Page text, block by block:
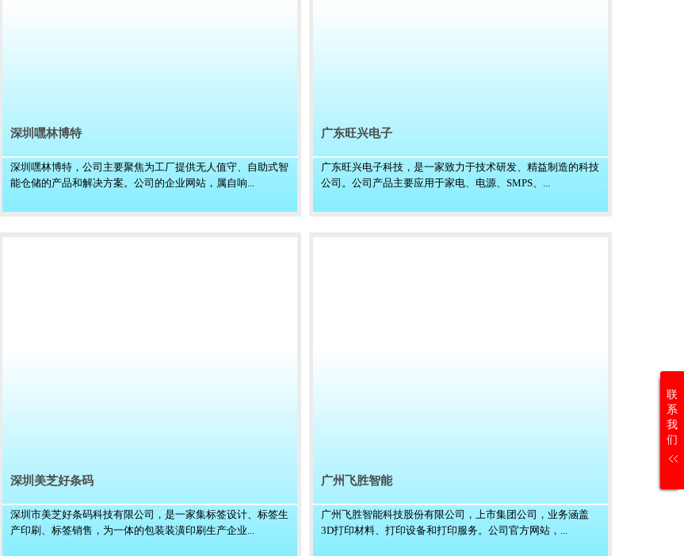
深圳嘿林博特
深圳嘿林博特，公司主要聚焦为工厂提供无人值守、自助式智
能仓储的产品和解决方案。公司的企业网站，属自响...
广东旺兴电子
广东旺兴电子科技，是一家致力于技术研发、精益制造的科技
公司。公司产品主要应用于家电、电源、SMPS、...
深圳美芝好条码
深圳市美芝好条码科技有限公司，是一家集标签设计、标签生
产印刷、标签销售，为一体的包装装潢印刷生产企业...
广州飞胜智能
广州飞胜智能科技股份有限公司，上市集团公司，业务涵盖
3D打印材料、打印设备和打印服务。公司官方网站，...
联
系
我
们